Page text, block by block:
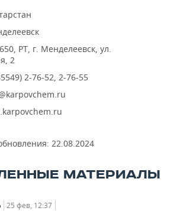
РТ, г. Менделеевск, ул.
2
2-76-52, 2-76-55
22.08.2024
МАТЕРИАЛЫ
25 фев, 12:37